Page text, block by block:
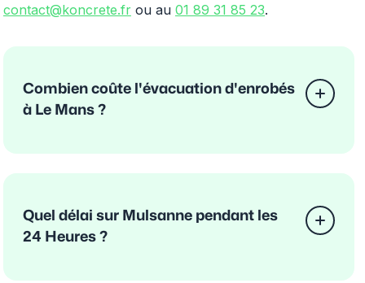
contact@koncrete.fr ou au 01 89 31 85 23.
Combien coûte l'évacuation d'enrobés
à Le Mans ?
Quel délai sur Mulsanne pendant les
24 Heures ?